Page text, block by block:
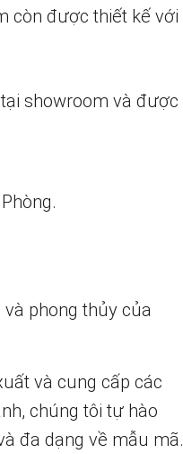
còn được thiết kế với
showroom và được
phong thủy của
và cung cấp các
chúng tôi tự hào
đa dạng về mẫu mã.